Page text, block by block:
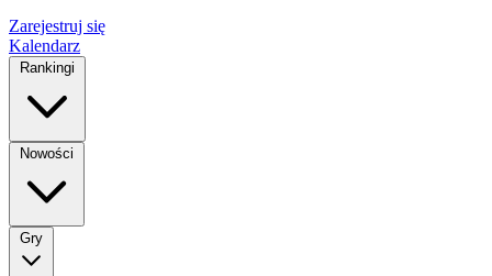
Zarejestruj się
Kalendarz
Rankingi
Nowości
Gry